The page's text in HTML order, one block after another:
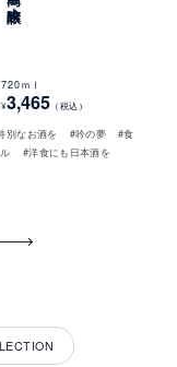
720ｍｌ
¥3,465 （税込）
別なお酒を #吟の夢
#食
#洋食にも日本酒を